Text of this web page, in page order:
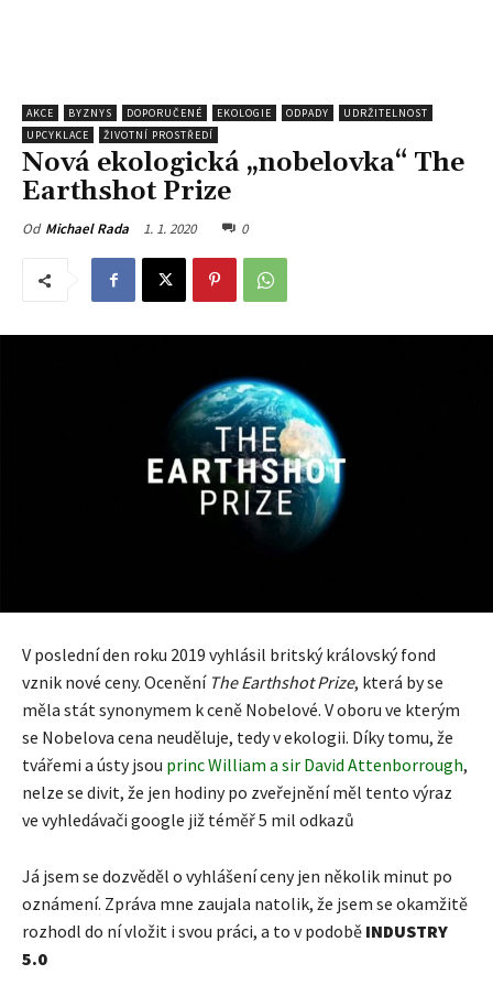
AKCE BYZNYS DOPORUČENÉ EKOLOGIE ODPADY
UDRŽITELNOST
UPCYKLACE
ŽIVOTNÍ PROSTŘEDÍ
Nová ekologická „nobelovka“ The
Earthshot Prize
Od Michael Rada 1. 1. 2020 0
V poslední den roku 2019 vyhlásil britský královský fond
vznik nové ceny. Ocenění The Earthshot Prize, která by se
měla stát synonymem k ceně Nobelové. V oboru ve kterým
se Nobelova cena neuděluje, tedy v ekologii. Díky tomu, že
tvářemi a ústy jsou princ William a sir David Attenborrough,
nelze se divit, že jen hodiny po zveřejnění měl tento výraz
ve vyhledávači google již téměř 5 mil odkazů
Já jsem se dozvěděl o vyhlášení ceny jen několik minut po
oznámení. Zpráva mne zaujala natolik, že jsem se okamžitě
rozhodl do ní vložit i svou práci, a to v podobě INDUSTRY
5.0